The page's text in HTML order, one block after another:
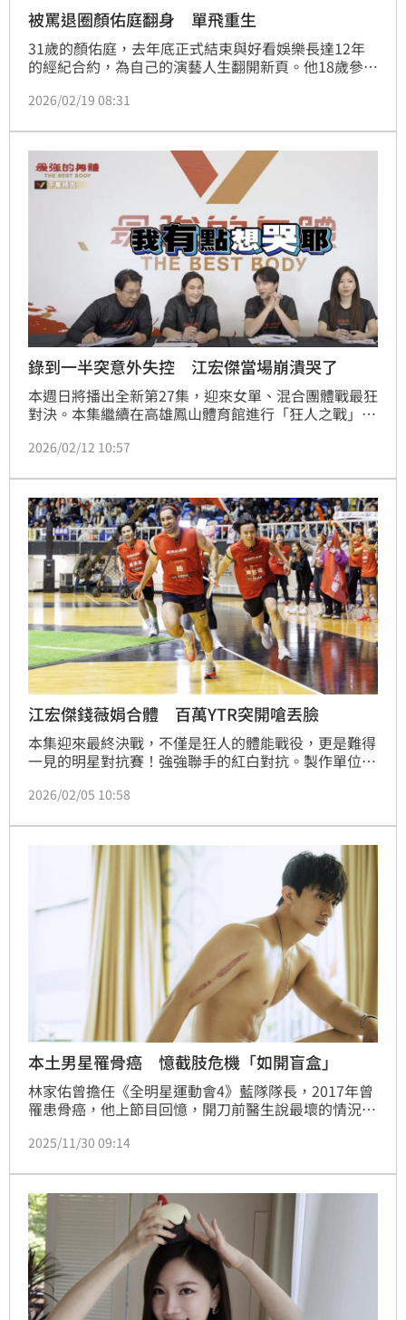
被罵退圈顏佑庭翻身 單飛重生
31歲的顏佑庭，去年底正式結束與好看娛樂長達12年
的經紀合約，為自己的演藝人生翻開新頁。他18歲參加
從青澀少年走到而立之年，這次選擇主動不續約，他形
2026/02/19 08:31
錄到一半突意外失控 江宏傑當場崩潰哭了
本週日將播出全新第27集，迎來女單、混合團體戰最狂
對決。本集繼續在高雄鳳山體育館進行「狂人之戰」下
情應援。「紅白兩隊」最終戰誰能奪冠？而女單戰況更
關鍵是在三、四名。」蔡維歆
2026/02/12 10:57
江宏傑錢薇娟合體 百萬YTR突開嗆丟臉
本集迎來最終決戰，不僅是狂人的體能戰役，更是難得
一見的明星對抗賽！強強聯手的紅白對抗。製作單位選
會》昔日領隊錢薇娟、江宏傑擔任大來賓，這對「金牌
歆
2026/02/05 10:58
本土男星罹骨癌 憶截肢危機「如開盲盒」
林家佑曾擔任《全明星運動會4》藍隊隊長，2017年曾
罹患骨癌，他上節目回憶，開刀前醫生說最壞的情況是
有擴散，讓林家佑形容過程彷彿「開盲盒」。
2025/11/30 09:14